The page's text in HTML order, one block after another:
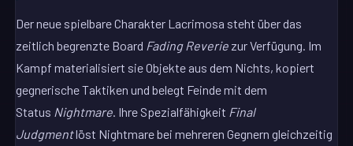
Der neue spielbare Charakter Lacrimosa steht über das
zeitlich begrenzte Board Fading Reverie zur Verfügung. Im
Kampf materialisiert sie Objekte aus dem Nichts, kopiert
gegnerische Taktiken und belegt Feinde mit dem
Status Nightmare. Ihre Spezialfähigkeit Final
Judgmentlöst Nightmare bei mehreren Gegnern gleichzeitig